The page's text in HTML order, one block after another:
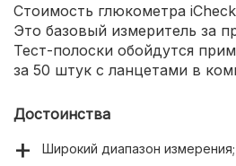
Стоимость глюкометра
Это базовый измеритель за
Тест-полоски обойдутся
за 50 штук с ланцетами в
Достоинства
Широкий диапазон измерения;